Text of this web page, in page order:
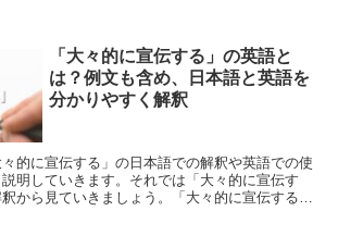
「大々的に宣伝する」の英語と
は？例文も含め、日本語と英語を
分かりやすく解釈
的に宣伝する」の日本語での解釈や英語での使
明していきます。それでは「大々的に宣伝す
から見ていきましょう。「大々的に宣伝する」